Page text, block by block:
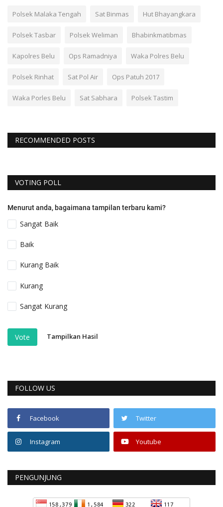
Polsek Malaka Tengah Sat Binmas Hut Bhayangkara
Polsek Tasbar Polsek Weliman Bhabinkmatibmas
Kapolres Belu Ops Ramadniya Waka Polres Belu
Polsek Rinhat Sat Pol Air Ops Patuh 2017
Waka Porles Belu Sat Sabhara Polsek Tastim
RECOMMENDED POSTS
VOTING POLL
Menurut anda, bagaimana tampilan terbaru kami?
Sangat Baik
Baik
Kurang Baik
Kurang
Sangat Kurang
Vote Tampilkan Hasil
FOLLOW US
Facebook Twitter
Instagram Youtube
PENGUNJUNG